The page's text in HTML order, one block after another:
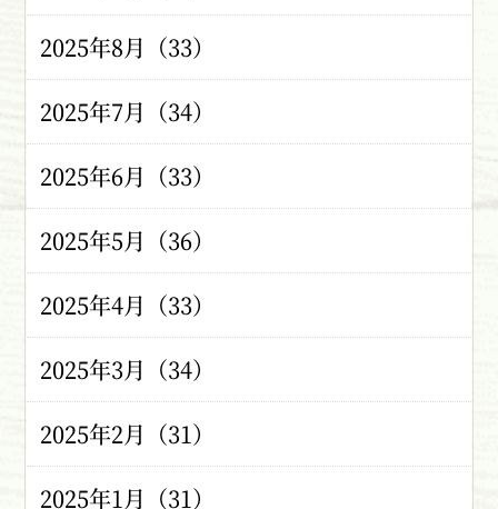
2025年8月（33）
2025年7月（34）
2025年6月（33）
2025年5月（36）
2025年4月（33）
2025年3月（34）
2025年2月（31）
2025年1月（31）